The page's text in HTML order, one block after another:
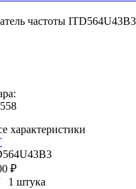
характеристики
₽
1 штука